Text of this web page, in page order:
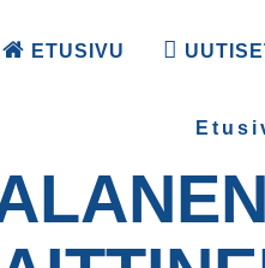
ETUSIVU